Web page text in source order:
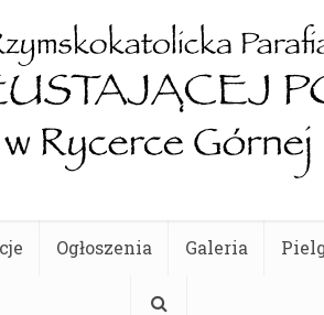
Ogłoszenia Galeria